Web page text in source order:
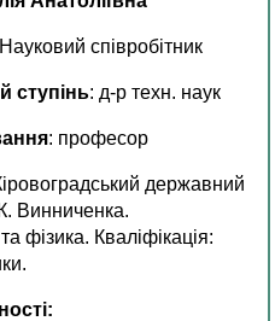
співробітник
ступінь: д-р техн. наук
: професор
державний
Винниченка.
фізика. Кваліфікація: